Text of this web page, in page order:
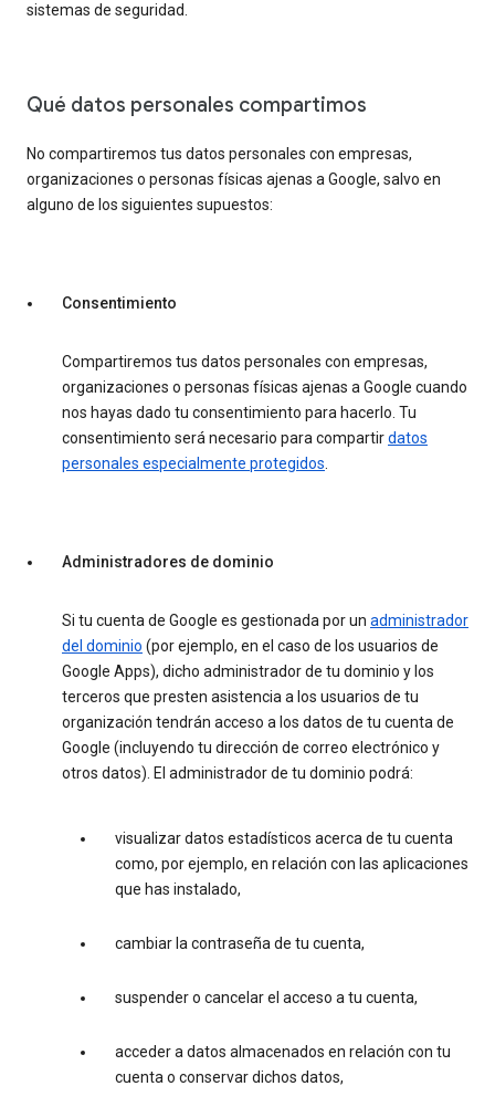
sistemas de seguridad.
Qué datos personales compartimos
No compartiremos tus datos personales con empresas,
organizaciones o personas físicas ajenas a Google, salvo en
alguno de los siguientes supuestos:
Consentimiento
Compartiremos tus datos personales con empresas,
organizaciones o personas físicas ajenas a Google cuando
nos hayas dado tu consentimiento para hacerlo. Tu
consentimiento será necesario para compartirdatos
personales especialmente protegidos.
Administradores de dominio
Si tu cuenta de Google es gestionada por un administrador
del dominio (por ejemplo, en el caso de los usuarios de
Google Apps), dicho administrador de tu dominio y los
terceros que presten asistencia a los usuarios de tu
organización tendrán acceso a los datos de tu cuenta de
Google (incluyendo tu dirección de correo electrónico y
otros datos). El administrador de tu dominio podrá:
visualizar datos estadísticos acerca de tu cuenta
como, por ejemplo, en relación con las aplicaciones
que has instalado,
cambiar la contraseña de tu cuenta,
suspender o cancelar el acceso a tu cuenta,
acceder a datos almacenados en relación con tu
cuenta o conservar dichos datos,